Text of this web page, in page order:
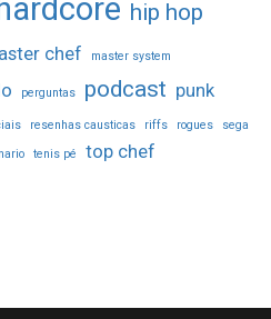
hardcore hip hop
chef master system
perguntas podcast punk
resenhas causticas riffs rogues
sega
tenis pé top chef